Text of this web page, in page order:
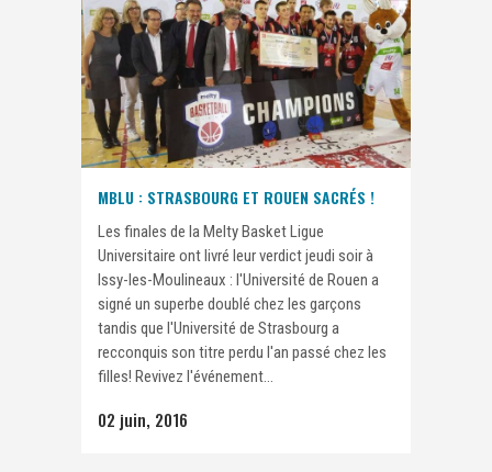
MBLU : STRASBOURG ET ROUEN SACRÉS !
Les finales de la Melty Basket Ligue
Universitaire ont livré leur verdict jeudi soir à
Issy-les-Moulineaux : l'Université de Rouen a
signé un superbe doublé chez les garçons
tandis que l'Université de Strasbourg a
recconquis son titre perdu l'an passé chez les
filles! Revivez l'événement...
02 juin, 2016